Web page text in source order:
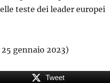
teste dei leader europei
gennaio 2023)
Tweet